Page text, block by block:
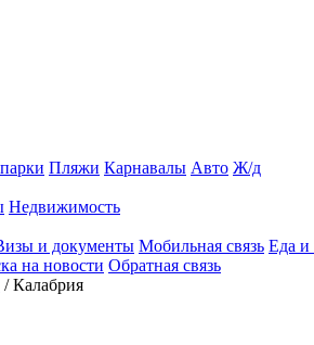
Пляжи Карнавалы Авто Ж/д
Недвижимость
и документы Мобильная связь Еда и
на новости Обратная связь
/ Калабрия